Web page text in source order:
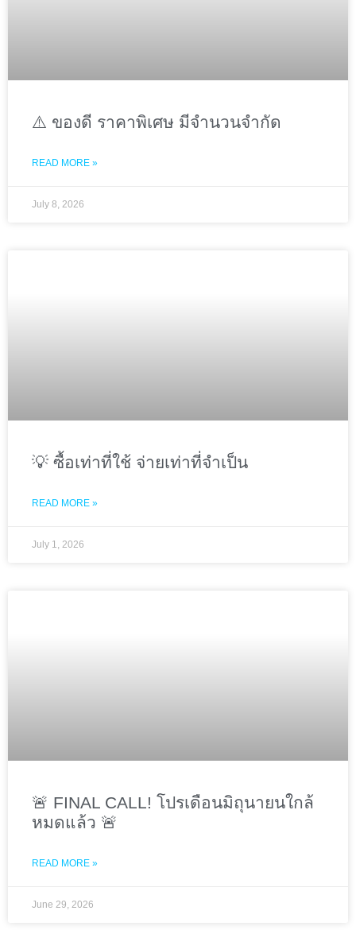
⚠️ ของดี ราคาพิเศษ มีจำนวนจำกัด
READ MORE »
July 8, 2026
💡 ซื้อเท่าที่ใช้ จ่ายเท่าที่จำเป็น
READ MORE »
July 1, 2026
🚨 FINAL CALL! โปรเดือนมิถุนายนใกล้
หมดแล้ว 🚨
READ MORE »
June 29, 2026